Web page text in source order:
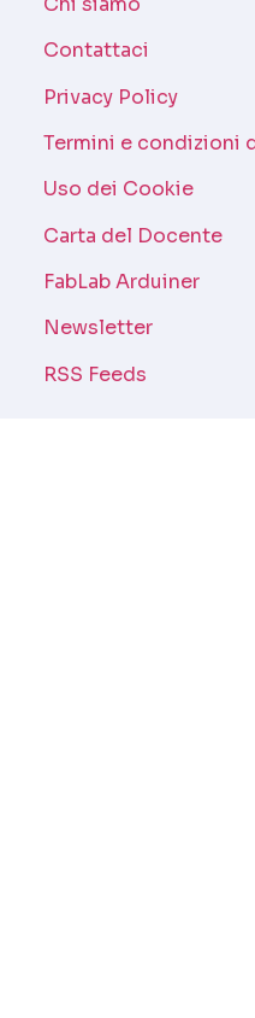
Contattaci
Privacy Policy
Termini e condizioni
Uso dei Cookie
Carta del Docente
FabLab Arduiner
Newsletter
RSS Feeds